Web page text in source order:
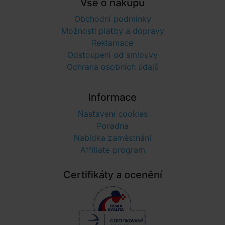
Vše o nákupu
Obchodní podmínky
Možnosti platby a dopravy
Reklamace
Odstoupení od smlouvy
Ochrana osobních údajů
Informace
Nastavení cookies
Poradna
Nabídka zaměstnání
Affiliate program
Certifikáty a ocenění